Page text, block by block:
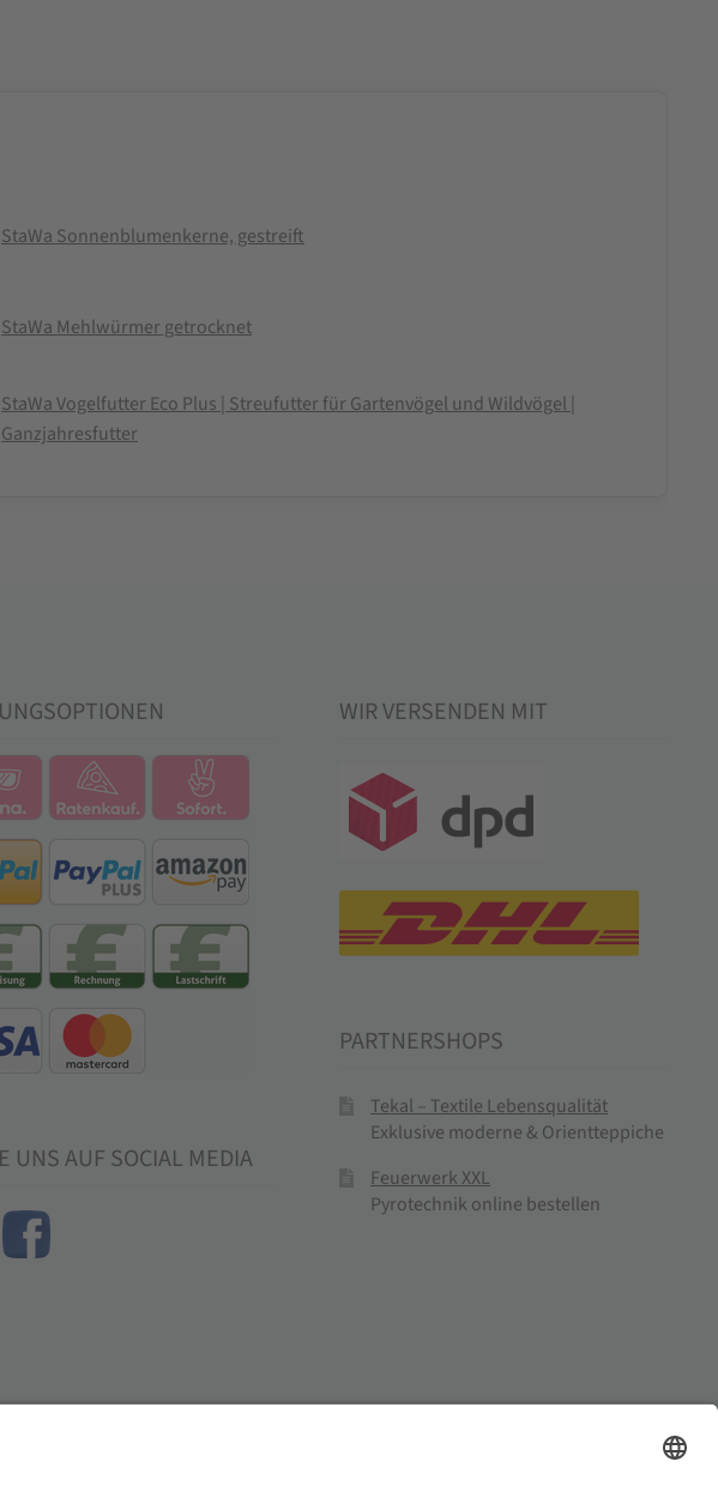
StaWa Sonnenblumenkerne, gestreift
StaWa Mehlwürmer getrocknet
StaWa Vogelfutter Eco Plus | Streufutter für Gartenvögel und Wildvögel |
Ganzjahresfutter
UNS AUF SOCIAL MEDIA
WIR VERSENDEN MIT
PARTNERSHOPS
Tekal – Textile Lebensqualität
Exklusive moderne & Orientteppiche
Feuerwerk XXL
Pyrotechnik online bestellen